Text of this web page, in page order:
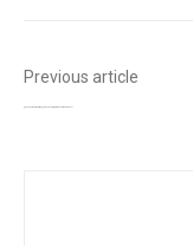
Previous article